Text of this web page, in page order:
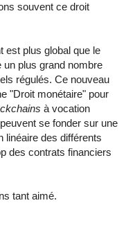
souvent ce droit
est plus global que le
un plus grand nombre
régulés. Ce nouveau
"Droit monétaire" pour
à vocation
se fonder sur une
linéaire des différents
des contrats financiers
tant aimé.